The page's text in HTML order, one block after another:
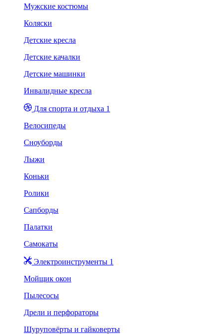
Мужские костюмы
Коляски
Детские кресла
Детские качалки
Детские машинки
Инвалидные кресла
Для спорта и отдыха 1
Велосипеды
Сноуборды
Лыжи
Коньки
Ролики
Сапборды
Палатки
Самокаты
Электроинструменты 1
Мойщик окон
Пылесосы
Дрели и перфораторы
Шуруповёрты и гайковерты